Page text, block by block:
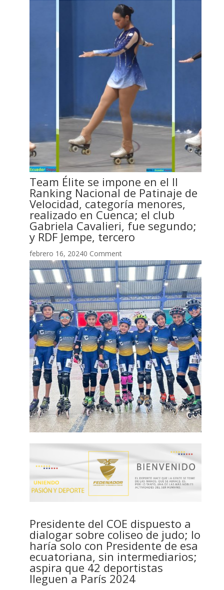
Team Élite se impone en el II
Ranking Nacional de Patinaje de
Velocidad, categoría menores,
realizado en Cuenca; el club
Gabriela Cavalieri, fue segundo;
y RDF Jempe, tercero
febrero 16, 20240 Comment
Presidente del COE dispuesto a
dialogar sobre coliseo de judo; lo
haría solo con Presidente de esa
ecuatoriana, sin intermediarios;
aspira que 42 deportistas
lleguen a París 2024